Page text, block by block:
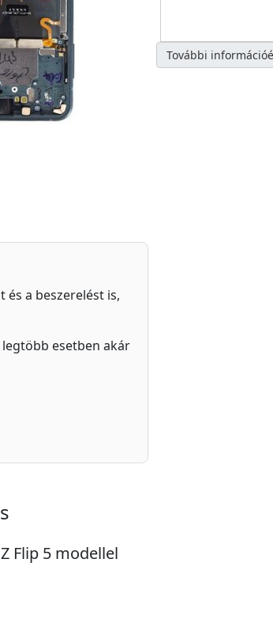
További
a beszerelést is,
legtöbb esetben akár
Flip 5 modellel